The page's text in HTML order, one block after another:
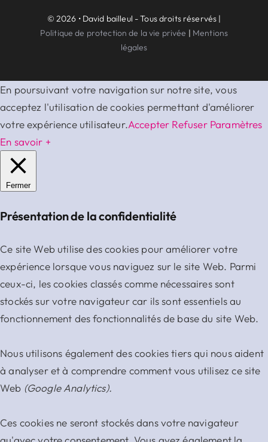
© 2026 • David bailleul - Tous droits réservés |
Politique de protection de la vie privée | Mentions
légales
En poursuivant votre navigation sur notre site, vous
acceptez l'utilisation de cookies permettant d'améliorer
votre expérience utilisateur.Accepter Refuser Paramètres
En savoir +
Fermer
Présentation de la confidentialité
Ce site Web utilise des cookies pour améliorer votre
expérience lorsque vous naviguez sur le site Web. Parmi
ceux-ci, les cookies classés comme nécessaires sont
stockés sur votre navigateur car ils sont essentiels au
fonctionnement des fonctionnalités de base du site Web.
Nous utilisons également des cookies tiers qui nous aident
à analyser et à comprendre comment vous utilisez ce site
Web (Google Analytics).
Ces cookies ne seront stockés dans votre navigateur